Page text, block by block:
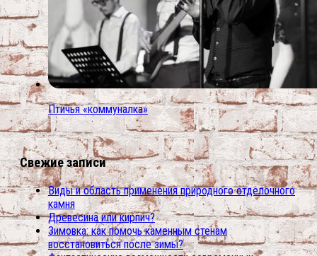
Птичья «коммуналка»
Свежие записи
Виды и область применения природного отделочного
камня
Древесина или кирпич?
Зимовка: как помочь каменным стенам
восстановиться после зимы?